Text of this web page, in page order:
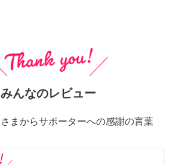
みんなのレビュー
まからサポーターへの感謝の言葉